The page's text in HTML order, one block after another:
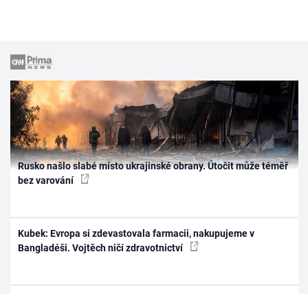
Rusko našlo slabé místo ukrajinské obrany. Útočit může téměř
bez varování
Kubek: Evropa si zdevastovala farmacii, nakupujeme v
Bangladéši. Vojtěch ničí zdravotnictví